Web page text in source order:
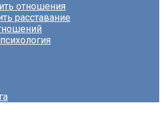
отношения
расставание